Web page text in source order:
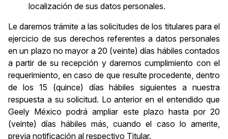
localización de sus datos personales.
Le daremos trámite a las solicitudes de los titulares para el
ejercicio de sus derechos referentes a datos personales
en un plazo no mayor a 20 (veinte) días hábiles contados
a partir de su recepción y daremos cumplimiento con el
requerimiento, en caso de que resulte procedente, dentro
de los 15 (quince) días hábiles siguientes a nuestra
respuesta a su solicitud. Lo anterior en el entendido que
Geely México podrá ampliar este plazo hasta por 20
(veinte) días hábiles más, cuando el caso lo amerite,
previa notificación al respectivo Titular.